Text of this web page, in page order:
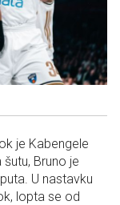
je Kabengele
Bruno je
U nastavku
lopta se od